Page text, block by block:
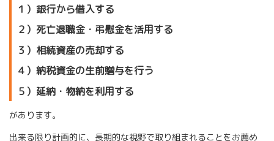
１）銀行から借入する
２）死亡退職金・弔慰金を活用する
３）相続資産の売却する
４）納税資金の生前贈与を行う
５）延納・物納を利用する
があります。
出来る限り計画的に、長期的な視野で取り組まれることをお薦め